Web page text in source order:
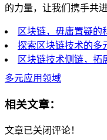
的力量，让我们携手共
区块链，毋庸置疑的
探索区块链技术的多
区块链技术侧链，拓
多元应用领域
相关文章：
文章已关闭评论！